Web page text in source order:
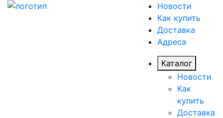
Новости
Как купить
Доставка
Адреса
Каталог
Новости
Как
купить
Доставка